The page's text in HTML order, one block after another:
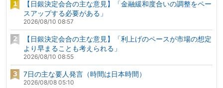
【日銀決定会合の主な意見】「金融緩和度合いの調整をペー
スアップする必要がある」
2026/08/10 08:57
【日銀決定会合の主な意見】「利上げのペースが市場の想定
より早まることも考えられる」
2026/08/10 08:55
7日の主な要人発言（時間は日本時間）
2026/08/08 05:10